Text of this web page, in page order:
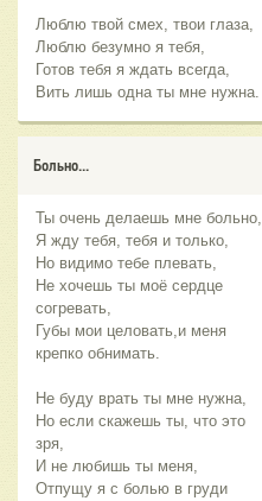
Люблю твой смех, твои глаза,
Люблю безумно я тебя,
Готов тебя я ждать всегда,
Вить лишь одна ты мне нужна.
Больно...
Ты очень делаешь мне больно,
Я жду тебя, тебя и только,
Но видимо тебе плевать,
Не хочешь ты моё сердце
согревать,
Губы мои целовать,и меня
крепко обнимать.
Не буду врать ты мне нужна,
Но если скажешь ты, что это
зря,
И не любишь ты меня,
Отпущу я с болью в груди